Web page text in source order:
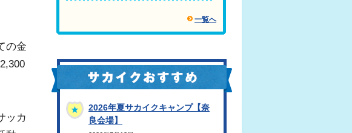
の金
ッカ
一覧へ
2026年夏サカイクキャンプ【奈
良会場】